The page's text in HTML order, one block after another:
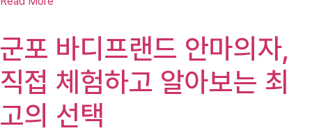
군포 바디프랜드 안마의자,
직접 체험하고 알아보는 최
고의 선택